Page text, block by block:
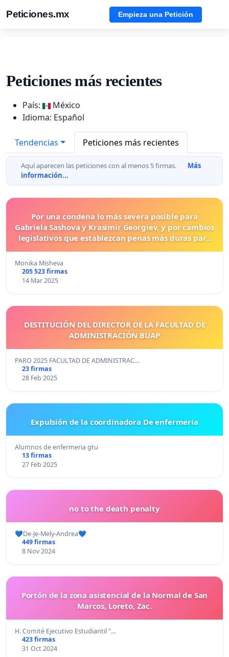
Peticiones.mx Empieza una Petición
Peticiones más recientes
País:
México
Idioma: Español
Tendencias Peticiones más recientes
Aquí aparecen las peticiones con al menos 5 firmas.
Más
información...
Por una condena lo más severa posible para
Gabriela Sashova y Krasimir Georgiev, y por cambios
legislativos que establezcan penas más duras para
Monika Misheva
205 523 firmas
14 Mar 2025
DESTITUCIÓN DEL DIRECTOR DE LA FACULTAD DE
ADMINISTRACIÓN BUAP
PARO 2025 FACULTAD DE ADMINISTRAC…
23 firmas
28 Feb 2025
Expulsión de la coordinadora De enfermeria
Alumnos de enfermeria gtu
13 firmas
27 Feb 2025
no to the death penalty
💙De-Je-Mely-Andrea💙
449 firmas
8 Nov 2024
Portón de la zona asistencial de la Normal de San
Marcos, Loreto, Zac.
H. Comité Ejecutivo Estudiantil "…
423 firmas
31 Oct 2024